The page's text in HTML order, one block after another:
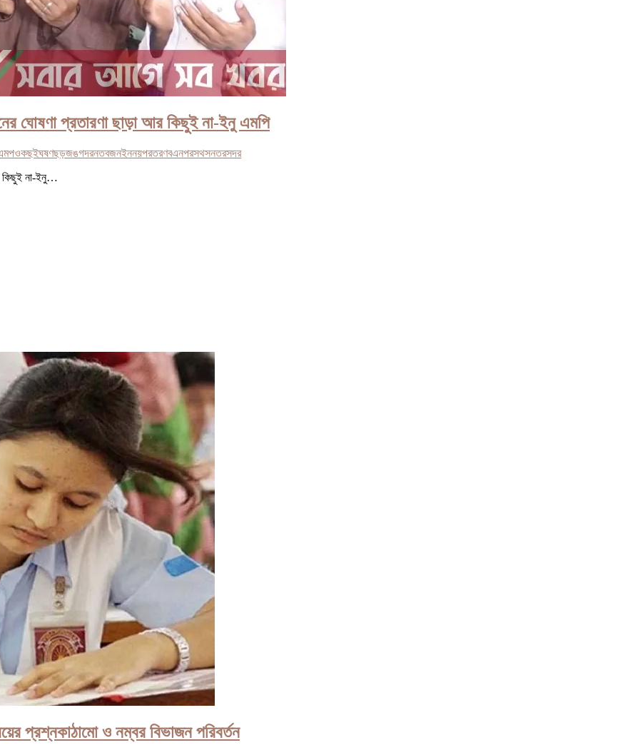
ঘোষণা প্রতারণা ছাড়া আর কিছুই না-ইনু এমপি
ওকছইঘষণছড়জঙগদরনতবজনইননয়পরতরণবএনপরসথসনতরসদর
কিছুই না-ইনু…
প্রশ্নকাঠামো ও নম্বর বিভাজন পরিবর্তন